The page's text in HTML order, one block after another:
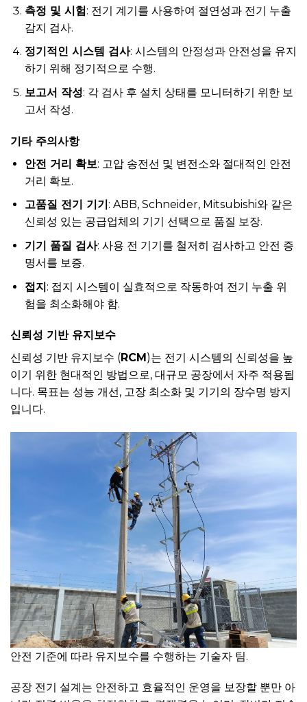
측정 및 시험: 전기 계기를 사용하여 절연성과 전기 누출
감지 검사.
정기적인 시스템 검사: 시스템의 안정성과 안전성을 유지
하기 위해 정기적으로 수행.
보고서 작성: 각 검사 후 설치 상태를 모니터하기 위한 보
고서 작성.
기타 주의사항
안전 거리 확보: 고압 송전선 및 변전소와 절대적인 안전
거리 확보.
고품질 전기 기기 : ABB, Schneider, Mitsubishi와 같은
신뢰성 있는 공급업체의 기기 선택으로 품질 보장.
기기 품질 검사: 사용 전 기기를 철저히 검사하고 안전 증
명서를 보증.
접지: 접지 시스템이 실효적으로 작동하여 전기 누출 위
험을 최소화해야 함.
신뢰성 기반 유지보수
신뢰성 기반 유지보수 (RCM )는 전기 시스템의 신뢰성을 높
이기 위한 현대적인 방법으로, 대규모 공장에서 자주 적용됩
니다. 목표는 성능 개선, 고장 최소화 및 기기의 장수명 방지
입니다.
안전 기준에 따라 유지보수를 수행하는 기술자 팀.
공장 전기 설계는 안전하고 효율적인 운영을 보장할 뿐만 아